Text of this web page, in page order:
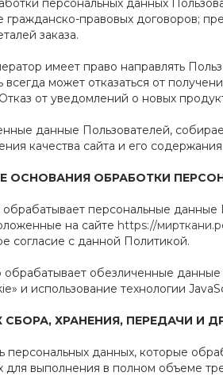
персональных данных
гражданско-правовых договоров;
заказа.
имеет право направлять
всегда может отказаться от
от уведомлений о новых
данные Пользователей,
качества сайта и его
ОСНОВАНИЯ ОБРАБОТКИ
обрабатывает персональные данные
на сайте https://
согласие с данной Политикой.
обрабатывает обезличенные
и использование технологии
ХРАНЕНИЯ, ПЕРЕДАЧИ И
персональных данных, которые
для выполнения в полном объеме